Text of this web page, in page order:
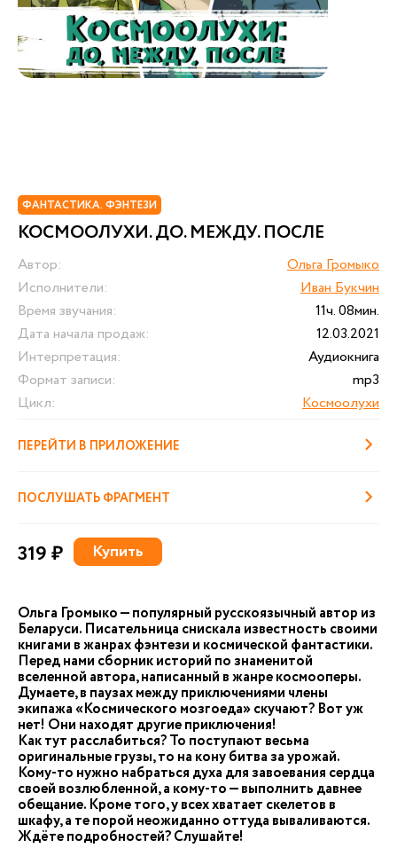
ФАНТАСТИКА. ФЭНТЕЗИ
КОСМООЛУХИ. ДО. МЕЖДУ. ПОСЛЕ
Автор:
Ольга Громыко
Исполнители:
Иван Букчин
Время звучания:
11ч. 08мин.
Дата начала продаж:
12.03.2021
Интерпретация:
Аудиокнига
Формат записи:
mp3
Цикл:
Космоолухи
ПЕРЕЙТИ В ПРИЛОЖЕНИЕ
ПОСЛУШАТЬ ФРАГМЕНТ
319 ₽ Купить
Ольга Громыко — популярный русскоязычный автор из
Беларуси. Писательница снискала известность своими
книгами в жанрах фэнтези и космической фантастики.
Перед нами сборник историй по знаменитой
вселенной автора, написанный в жанре космооперы.
Думаете, в паузах между приключениями члены
экипажа «Космического мозгоеда» скучают? Вот уж
нет! Они находят другие приключения!
Как тут расслабиться? То поступают весьма
оригинальные грузы, то на кону битва за урожай.
Кому-то нужно набраться духа для завоевания сердца
своей возлюбленной, а кому-то — выполнить давнее
обещание. Кроме того, у всех хватает скелетов в
шкафу, а те порой неожиданно оттуда вываливаются.
Ждёте подробностей? Слушайте!